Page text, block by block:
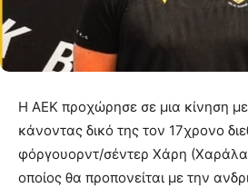
Η ΑΕΚ προχώρησε σε μια κίνηση με
κάνοντας δικό της τον 17χρονο
φόργουορντ/σέντερ Χάρη
οποίος θα προπονείται με την